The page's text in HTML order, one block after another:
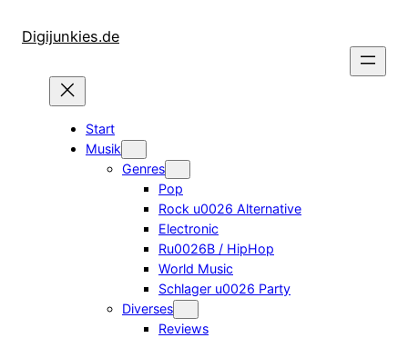
InhaltDigijunkies.de
Start
Musik
Genres
Pop
Rock u0026 Alternative
Electronic
Ru0026B / HipHop
World Music
Schlager u0026 Party
Diverses
Reviews